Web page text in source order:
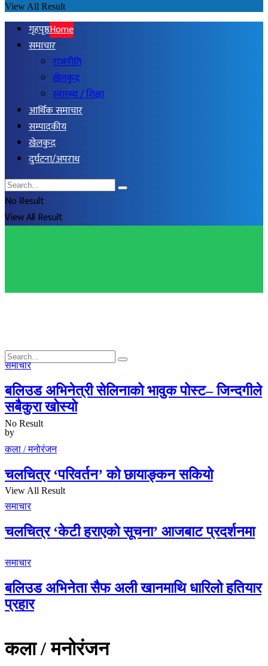
View All Result
गृहपृष्ठHome
समाचार
राजनीति
खेलकुद
स्वास्थ्य / शिक्षा
आर्थिक समाचार
सम्पादकीय
खेलकुद
दुर्घटना/अपराध
No Result
View All Result
No Result
View All Result
समाचार
बलिउड अभिनेत्री सेलिनाको भावुक पोस्ट– जिन्दगीले
सबैकुरा खोस्यो
by
कला / मनोरंजन
चलचित्र ‘परिवर्तन’ को छायाङ्कन सकियो
समाचार
चलचित्र ‘केटी हराएको सूचना’ आजबाट प्रदर्शनमा
समाचार
बलिउड अभिनेता सैफ अली खानमाथि धारिलो हतियार
प्रहार
कला / मनोरंजन